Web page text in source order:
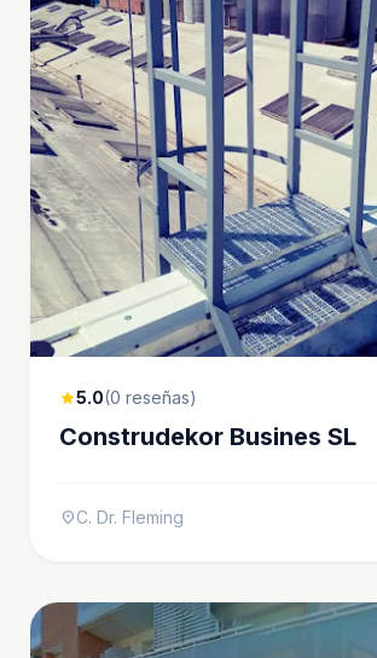
star5.0(0 reseñas)
Construdekor Busines SL
location_onC. Dr. Fleming